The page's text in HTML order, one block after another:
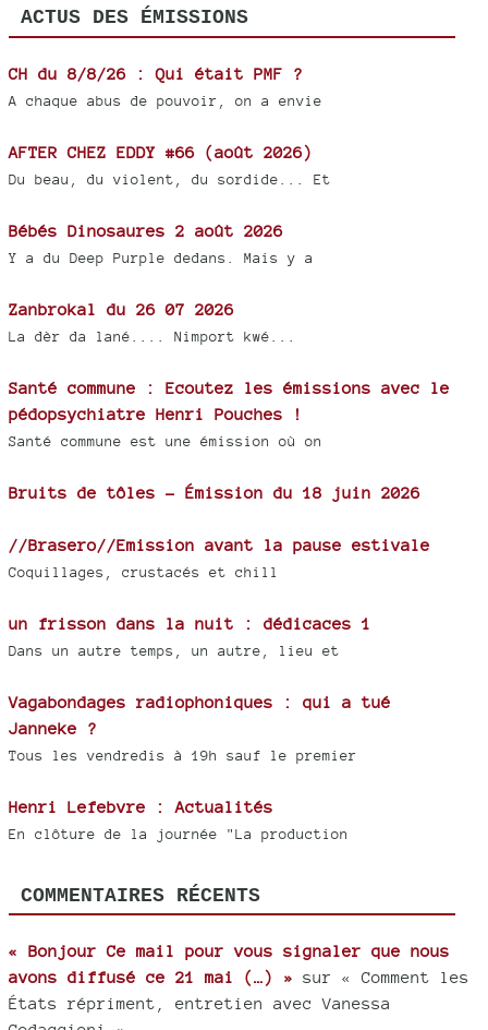
ACTUS DES ÉMISSIONS
CH du 8/8/26 : Qui était PMF ?
A chaque abus de pouvoir, on a envie
AFTER CHEZ EDDY #66 (août 2026)
Du beau, du violent, du sordide... Et
Bébés Dinosaures 2 août 2026
Y a du Deep Purple dedans. Mais y a
Zanbrokal du 26 07 2026
La dèr da lané.... Nimport kwé...
Santé commune : Ecoutez les émissions avec le
pédopsychiatre Henri Pouches !
Santé commune est une émission où on
Bruits de tôles - Émission du 18 juin 2026
//Brasero//Emission avant la pause estivale
Coquillages, crustacés et chill
un frisson dans la nuit : dédicaces 1
Dans un autre temps, un autre, lieu et
Vagabondages radiophoniques : qui a tué
Janneke ?
Tous les vendredis à 19h sauf le premier
Henri Lefebvre : Actualités
En clôture de la journée "La production
COMMENTAIRES RÉCENTS
« Bonjour Ce mail pour vous signaler que nous
avons diffusé ce 21 mai (…) » sur « Comment les
États répriment, entretien avec Vanessa